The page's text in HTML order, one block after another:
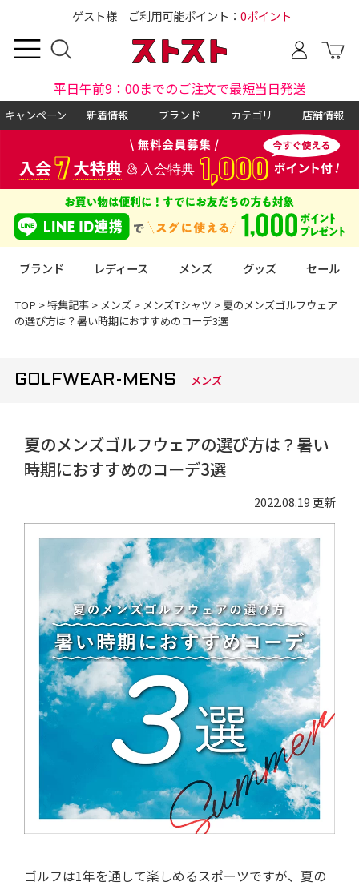
ゲスト様 ご利用可能ポイント： 0ポイント
平日午前9：00までのご注文で最短当日発送
キャンペーン 新着情報 ブランド カテゴリ 店舗情報
ブランド レディース メンズ グッズ セール
TOP >特集記事> メンズ> メンズTシャツ > 夏のメンズゴルフウェア
の選び方は？暑い時期におすすめのコーデ3選
GOLFWEAR-MENS メンズ
夏のメンズゴルフウェアの選び方は？暑い
時期におすすめのコーデ3選
2022.08.19 更新
ゴルフは1年を通して楽しめるスポーツですが、夏の